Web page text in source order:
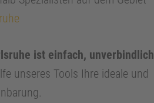
ist einfach, unverbindlich
unseres Tools Ihre ideale und